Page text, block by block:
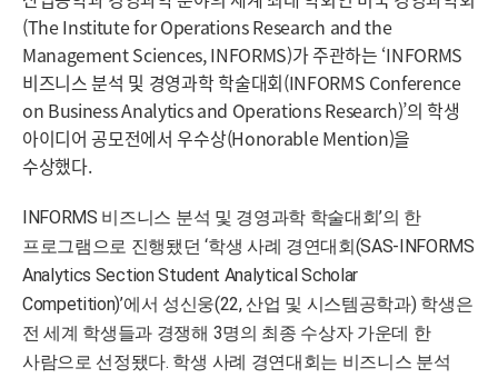
(The Institute for Operations Research and the
Management Sciences, INFORMS)가 주관하는 ‘INFORMS
비즈니스 분석 및 경영과학 학술대회(INFORMS Conference
on Business Analytics and Operations Research)’의 학생
아이디어 공모전에서 우수상(Honorable Mention)을
수상했다.
INFORMS 비즈니스 분석 및 경영과학 학술대회’의 한
프로그램으로 진행됐던 ‘학생 사례 경연대회(SAS-INFORMS
Analytics Section Student Analytical Scholar
Competition)’에서 성신웅(22, 산업 및 시스템공학과) 학생은
전 세계 학생들과 경쟁해 3명의 최종 수상자 가운데 한
사람으로 선정됐다. 학생 사례 경연대회는 비즈니스 분석